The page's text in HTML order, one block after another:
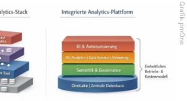
Grafik: pmOne